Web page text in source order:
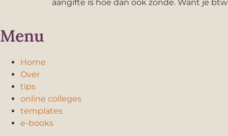
aangifte is hoe dan ook zonde. Want je
Menu
Home
Over
tips
online colleges
templates
e-books